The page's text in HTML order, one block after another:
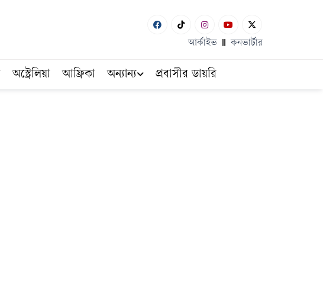
আর্কাইভ কনভার্টার
অস্ট্রেলিয়া আফ্রিকা অন্যান্য প্রবাসীর ডায়রি